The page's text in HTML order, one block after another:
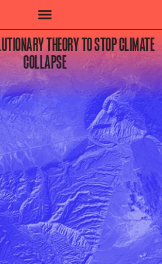
THEORY TO STOP CLIMATE
COLLAPSE